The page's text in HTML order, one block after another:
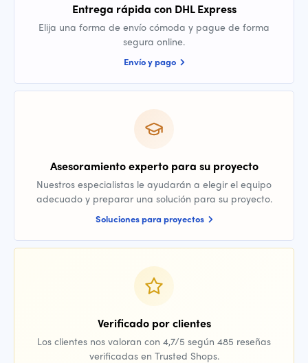
Entrega rápida con DHL Express
Elija una forma de envío cómoda y pague de forma
segura online.
Envío y pago
Asesoramiento experto para su proyecto
Nuestros especialistas le ayudarán a elegir el equipo
adecuado y preparar una solución para su proyecto.
Soluciones para proyectos
Verificado por clientes
Los clientes nos valoran con 4,7/5 según 485 reseñas
verificadas en Trusted Shops.